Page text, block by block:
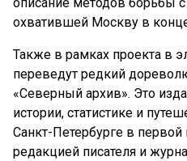
описание методов борьбы
охватившей Москву в
Также в рамках проекта в
переведут редкий
«Северный архив». Это
истории, статистике и
Санкт-Петербурге в
редакцией писателя и